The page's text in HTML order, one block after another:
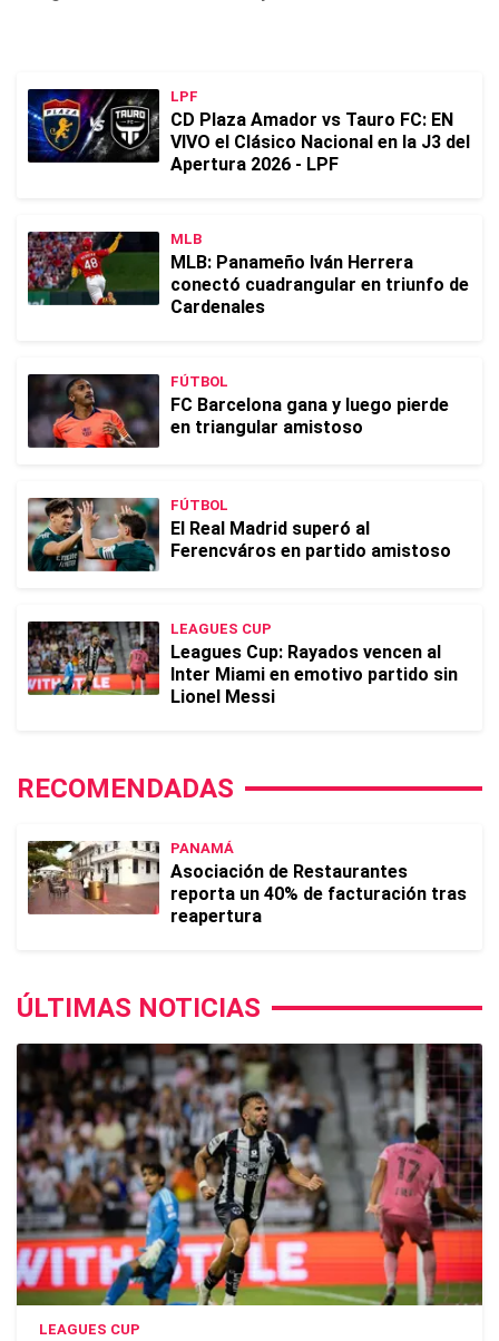
LPF
CD Plaza Amador vs Tauro FC: EN
VIVO el Clásico Nacional en la J3 del
Apertura 2026 - LPF
MLB
MLB: Panameño Iván Herrera
conectó cuadrangular en triunfo de
Cardenales
FÚTBOL
FC Barcelona gana y luego pierde
en triangular amistoso
FÚTBOL
El Real Madrid superó al
Ferencváros en partido amistoso
LEAGUES CUP
Leagues Cup: Rayados vencen al
Inter Miami en emotivo partido sin
Lionel Messi
RECOMENDADAS
PANAMÁ
Asociación de Restaurantes
reporta un 40% de facturación tras
reapertura
ÚLTIMAS NOTICIAS
LEAGUES CUP